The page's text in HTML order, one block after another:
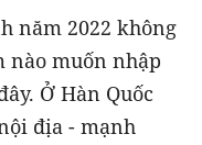
năm 2022 không
nào muốn nhập
Ở Hàn Quốc
địa - mạnh